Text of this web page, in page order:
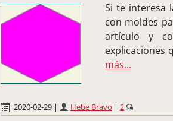
Si te interesa
con moldes
artículo y
explicaciones
más...
2020-02-29 | Hebe Bravo | 2